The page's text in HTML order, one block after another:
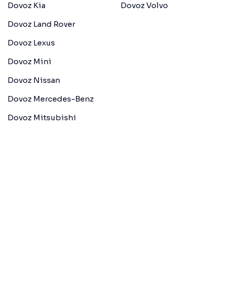
Dovoz Kia
Dovoz Land Rover
Dovoz Lexus
Dovoz Mini
Dovoz Nissan
Dovoz Mercedes-Benz
Dovoz Mitsubishi
Dovoz Volvo